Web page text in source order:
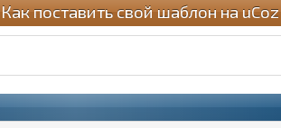
Как поставить свой шаблон на uCoz